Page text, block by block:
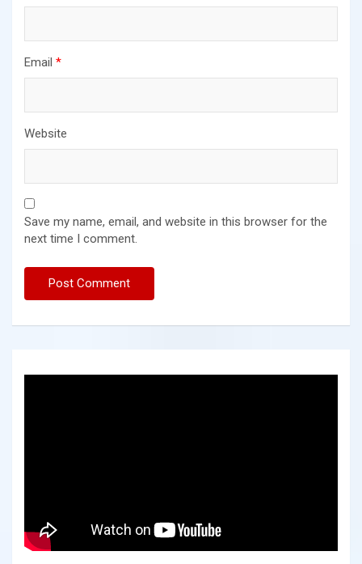
Email *
Website
Save my name, email, and website in this browser for the
next time I comment.